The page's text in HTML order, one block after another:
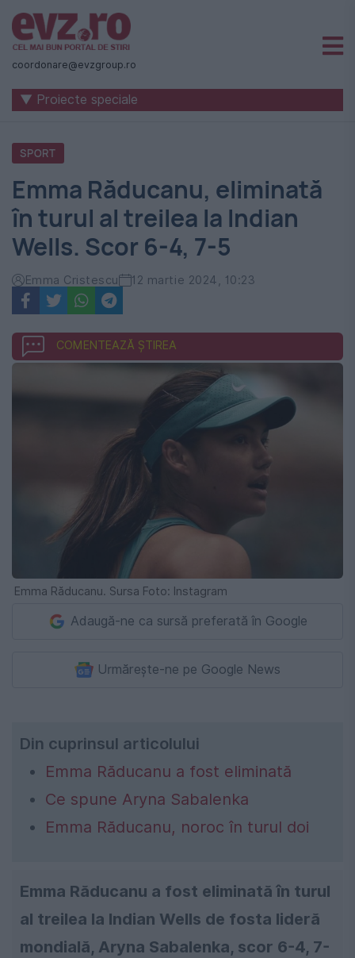
Știri
naționale
internaționale
România
-
Evenimentul
Zilei
coordonare@evzgroup.ro
▼ Proiecte speciale
SPORT
Emma Răducanu, eliminată
în turul al treilea la Indian
Wells. Scor 6-4, 7-5
Emma Cristescu 12 martie 2024, 10:23
COMENTEAZĂ ȘTIREA
Emma Răducanu. Sursa Foto: Instagram
Adaugă-ne ca sursă preferată în Google
Urmărește-ne pe Google News
Din cuprinsul articolului
Emma Răducanu a fost eliminată
Ce spune Aryna Sabalenka
Emma Răducanu, noroc în turul doi
Emma Răducanu a fost eliminată în turul
al treilea la Indian Wells de fosta lideră
mondială, Aryna Sabalenka, scor 6-4, 7-